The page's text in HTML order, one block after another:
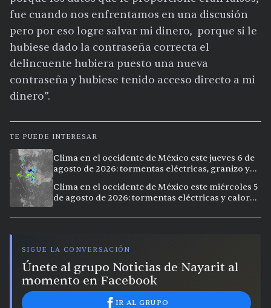
fue cuando nos enfrentamos en una discusión
pero por eso logre salvar mi dinero, porque si le
hubiese dado la contraseña correcta el
delincuente hubiera puesto una nueva
contraseña y hubiese tenido acceso directo a mi
dinero”.
TE PUEDE INTERESAR
Clima en el occidente de México este jueves 6 de
agosto de 2026: tormentas eléctricas, granizo y
Clima en el occidente de México este miércoles 5
de agosto de 2026: tormentas eléctricas y calor
SIGUE LA CONVERSACIÓN
Únete al grupo Noticias de Nayarit al
momento en Facebook
IR AL GRUPO